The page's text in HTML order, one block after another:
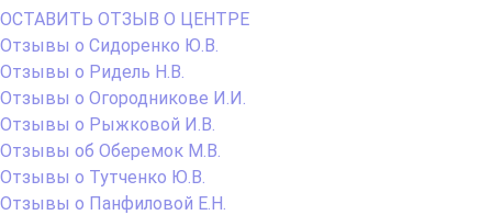
ОСТАВИТЬ ОТЗЫВ О ЦЕНТРЕ
Отзывы о Сидоренко Ю.В.
Отзывы о Ридель Н.В.
Отзывы о Огородникове И.И.
Отзывы о Рыжковой И.В.
Отзывы об Оберемок М.В.
Отзывы о Тутченко Ю.В.
Отзывы о Панфиловой Е.Н.